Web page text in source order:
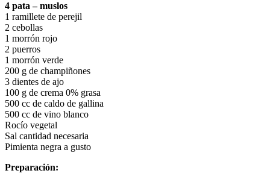
4 pata – muslos
1 ramillete de perejil
2 cebollas
1 morrón rojo
2 puerros
1 morrón verde
200 g de champiñones
3 dientes de ajo
100 g de crema 0% grasa
500 cc de caldo de gallina
500 cc de vino blanco
Rocío vegetal
Sal cantidad necesaria
Pimienta negra a gusto
Preparación: